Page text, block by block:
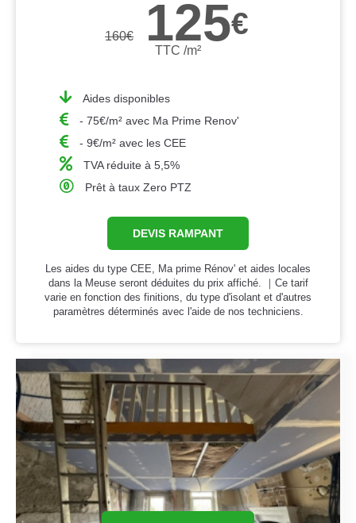
160€ 125€
TTC /m²
Aides disponibles
- 75€/m² avec Ma Prime Renov'
- 9€/m² avec les CEE
TVA réduite à 5,5%
Prêt à taux Zero PTZ
DEVIS RAMPANT
Les aides du type CEE, Ma prime Rénov' et aides locales
dans la Meuse seront déduites du prix affiché. ｜Ce tarif
varie en fonction des finitions, du type d'isolant et d'autres
paramètres déterminés avec l'aide de nos techniciens.